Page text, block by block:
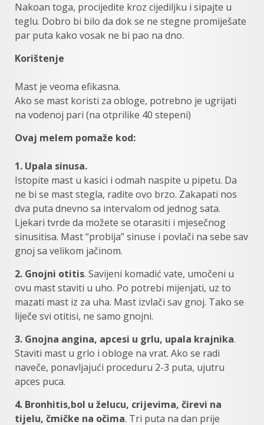
Nakoan toga, procijedite kroz cijediljku i sipajte u
teglu. Dobro bi bilo da dok se ne stegne promiješate
par puta kako vosak ne bi pao na dno.
Korištenje
Mast je veoma efikasna.
Ako se mast koristi za obloge, potrebno je ugrijati
na vodenoj pari (na otprilike 40 stepeni)
Ovaj melem pomaže kod:
1. Upala sinusa.
Istopite mast u kasici i odmah naspite u pipetu. Da
ne bi se mast stegla, radite ovo brzo. Zakapati nos
dva puta dnevno sa intervalom od jednog sata.
Ljekari tvrde da možete se otarasiti i mjesečnog
sinusitisa. Mast “probija” sinuse i povlači na sebe sav
gnoj sa velikom jačinom.
2. Gnojni otitis. Savijeni komadić vate, umočeni u
ovu mast staviti u uho. Po potrebi mijenjati, uz to
mazati mast iz za uha. Mast izvlači sav gnoj. Tako se
liječe svi otitisi, ne samo gnojni.
3. Gnojna angina, apcesi u grlu, upala krajnika.
Staviti mast u grlo i obloge na vrat. Ako se radi
naveče, ponavljajući proceduru 2-3 puta, ujutru
apces puca.
4. Bronhitis,bol u želucu, crijevima, čirevi na
tijelu, čmičke na očima. Tri puta na dan prije